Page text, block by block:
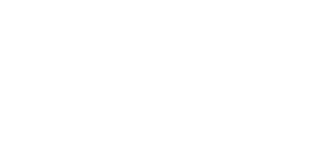
Die Uhr lässt sich zudem komfortabel laden,
Dank Snap-On-Technologie ist die Montage
Kratz- und Stoßfestigkeit
in einer Lösung gesichert
durch umlaufende Dichtung
& Laden wie gewohnt nutzbar
aufkleben – rückstandsfrei entfernbar